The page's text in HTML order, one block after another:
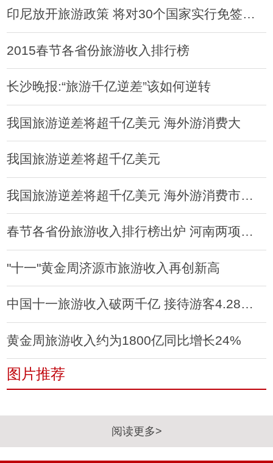
印尼放开旅游政策 将对30个国家实行免签证政策
2015春节各省份旅游收入排行榜
长沙晚报:“旅游千亿逆差”该如何逆转
我国旅游逆差将超千亿美元 海外游消费大
我国旅游逆差将超千亿美元
我国旅游逆差将超千亿美元 海外游消费市场巨大
春节各省份旅游收入排行榜出炉 河南两项均下降
"十一"黄金周济源市旅游收入再创新高
中国十一旅游收入破两千亿 接待游客4.28亿人次
黄金周旅游收入约为1800亿同比增长24%
图片推荐
阅读更多>